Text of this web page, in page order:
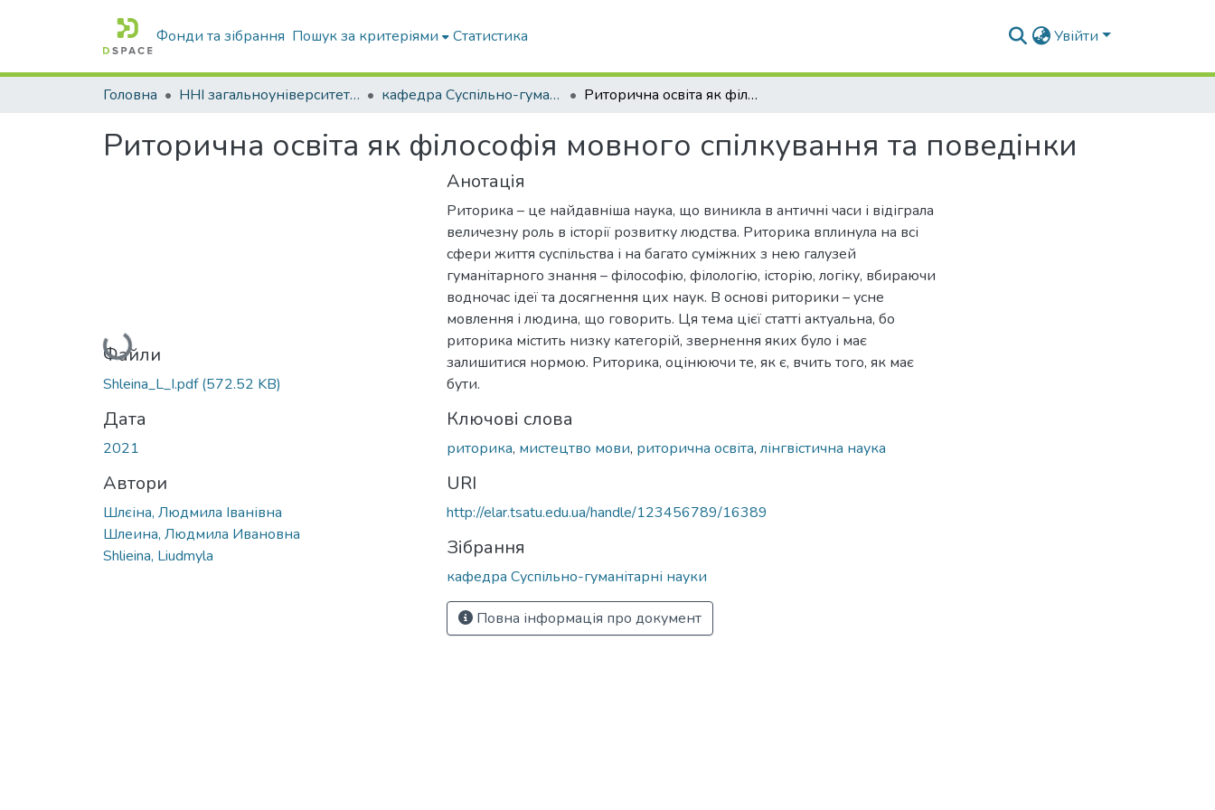
Фонди та зібрання Пошук за критеріями Статистика Увійти
Головна ННІ загальноуніверситетської підготовки кафедра Суспільно-гуманітарні науки Риторична освіта як філософія мовного спілкування та поведінки
Риторична освіта як філософія мовного спілкування та поведінки
Вантажиться...
Файли
Shleina_L_I.pdf(572.52 KB)
Дата
2021
Автори
Шлєіна, Людмила Іванівна
Шлеина, Людмила Ивановна
Shlieina, Liudmyla
Анотація
Риторика – це найдавніша наука, що виникла в античні часи і відіграла
величезну роль в історії розвитку людства. Риторика вплинула на всі
сфери життя суспільства і на багато суміжних з нею галузей
гуманітарного знання – філософію, філологію, історію, логіку, вбираючи
водночас ідеї та досягнення цих наук. В основі риторики – усне
мовлення і людина, що говорить. Ця тема цієї статті актуальна, бо
риторика містить низку категорій, звернення яких було і має
залишитися нормою. Риторика, оцінюючи те, як є, вчить того, як має
бути.
Ключові слова
риторика, мистецтво мови, риторична освіта, лінгвістична наука
URI
http://elar.tsatu.edu.ua/handle/123456789/16389
Зібрання
кафедра Суспільно-гуманітарні науки
Повна інформація про документ